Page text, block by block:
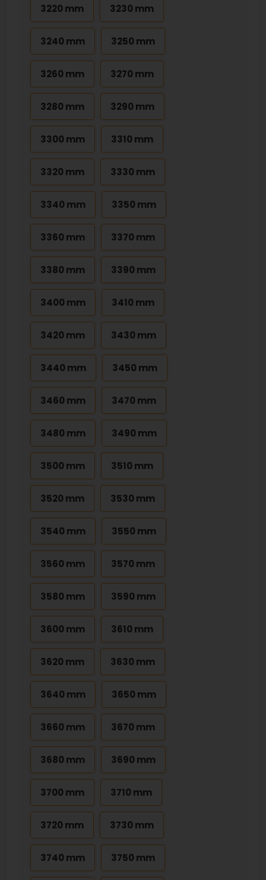
3220 mm 3230 mm
3240 mm 3250 mm
3260 mm 3270 mm
3280 mm 3290 mm
3300 mm 3310 mm
3320 mm 3330 mm
3340 mm 3350 mm
3360 mm 3370 mm
3380 mm 3390 mm
3400 mm 3410 mm
3420 mm 3430 mm
3440 mm 3450 mm
3460 mm 3470 mm
3480 mm 3490 mm
3500 mm 3510 mm
3520 mm 3530 mm
3540 mm 3550 mm
3560 mm 3570 mm
3580 mm 3590 mm
3600 mm 3610 mm
3620 mm 3630 mm
3640 mm 3650 mm
3660 mm 3670 mm
3680 mm 3690 mm
3700 mm 3710 mm
3720 mm 3730 mm
3740 mm 3750 mm